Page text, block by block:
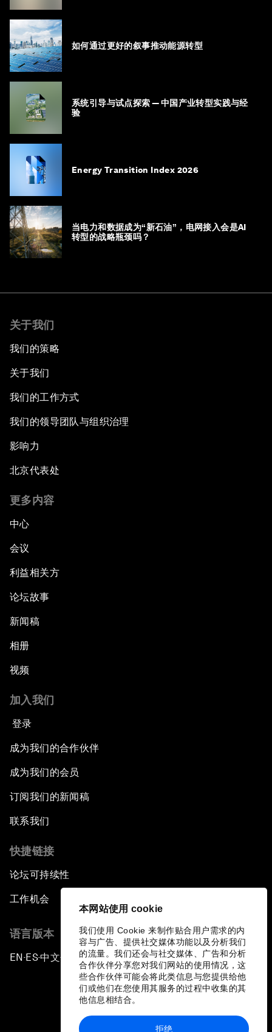
本网站使用 cookie
我们使用 Cookie 来制作贴合用户需求的内
容与广告、提供社交媒体功能以及分析我们
的流量。我们还会与社交媒体、广告和分析
合作伙伴分享您对我们网站的使用情况，这
些合作伙伴可能会将此类信息与您提供给他
们或他们在您使用其服务的过程中收集的其
他信息相结合。
拒绝
如何通过更好的叙事推动能源转型
系统引导与试点探索 — 中国产业转型实践与经
验
Energy Transition Index 2026
当电力和数据成为“新石油”，电网接入会是AI
转型的战略瓶颈吗？
关于我们
我们的策略
关于我们
我们的工作方式
我们的领导团队与组织治理
影响力
北京代表处
更多内容
中心
会议
利益相关方
论坛故事
新闻稿
相册
视频
加入我们
登录
成为我们的合作伙伴
成为我们的会员
订阅我们的新闻稿
联系我们
快捷链接
论坛可持续性
工作机会
语言版本
EN ▪ ES▪中文▪ 日本語